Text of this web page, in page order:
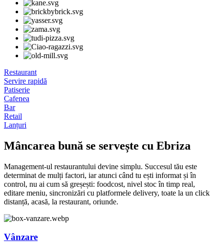
Restaurant
Servire rapidă
Patiserie
Cafenea
Bar
Retail
Lanțuri
Mâncarea bună se servește cu Ebriza
Management-ul restaurantului devine simplu. Succesul tău este
determinat de mulți factori, iar atunci când tu ești informat și în
control, nu ai cum să greșești: foodcost, nivel stoc în timp real,
editare meniu, sincronizări cu platformele delivery, toate la un click
distanță, acasă, la restaurant, oriunde.
Vânzare